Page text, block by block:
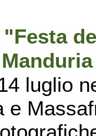
luglio
e